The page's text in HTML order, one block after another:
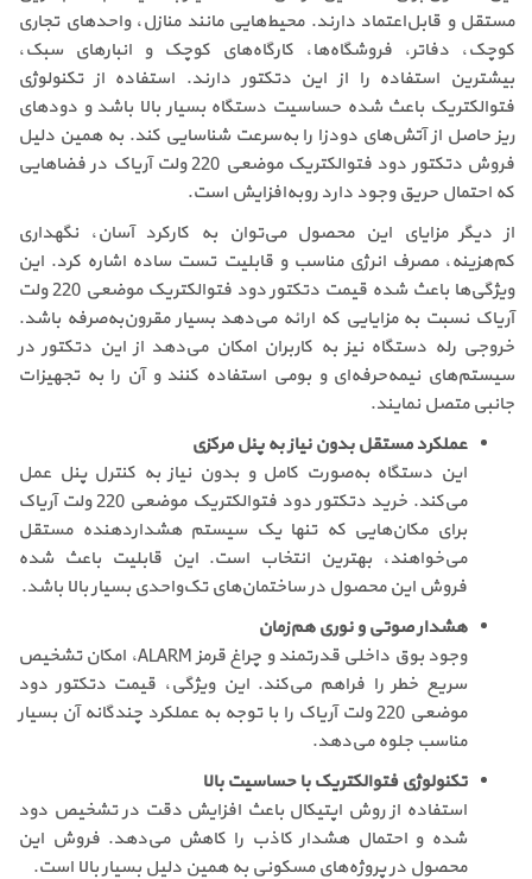
مستقل و قابل‌اعتماد دارند. محیط‌هایی مانند منازل، واحدهای تجاری
کوچک، دفاتر، فروشگاه‌ها، کارگاه‌های کوچک و انبارهای سبک،
بیشترین استفاده را از این دتکتور دارند. استفاده از تکنولوژی
فتوالکتریک باعث شده حساسیت دستگاه بسیار بالا باشد و دودهای
ریز حاصل از آتش‌های دودزا را به‌سرعت شناسایی کند. به همین دلیل
فروش دتکتور دود فتوالکتریک موضعی 220 ولت آریاک در فضاهایی
که احتمال حریق وجود دارد رو‌به‌افزایش است.
از دیگر مزایای این محصول می‌توان به کارکرد آسان، نگهداری
کم‌هزینه، مصرف انرژی مناسب و قابلیت تست ساده اشاره کرد. این
ویژگی‌ها باعث شده قیمت دتکتور دود فتوالکتریک موضعی 220 ولت
آریاک نسبت به مزایایی که ارائه می‌دهد بسیار مقرون‌به‌صرفه باشد.
خروجی رله دستگاه نیز به کاربران امکان می‌دهد از این دتکتور در
سیستم‌های نیمه‌حرفه‌ای و بومی استفاده کنند و آن را به تجهیزات
جانبی متصل نمایند.
عملکرد مستقل بدون نیاز به پنل مرکزی
این دستگاه به‌صورت کامل و بدون نیاز به کنترل پنل عمل
می‌کند. خرید دتکتور دود فتوالکتریک موضعی 220 ولت آریاک
برای مکان‌هایی که تنها یک سیستم هشداردهنده مستقل
می‌خواهند، بهترین انتخاب است. این قابلیت باعث شده
فروش این محصول در ساختمان‌های تک‌واحدی بسیار بالا باشد.
هشدار صوتی و نوری هم‌زمان
وجود بوق داخلی قدرتمند و چراغ قرمز ALARM، امکان تشخیص
سریع خطر را فراهم می‌کند. این ویژگی، قیمت دتکتور دود
موضعی 220 ولت آریاک را با توجه به عملکرد چندگانه آن بسیار
مناسب جلوه می‌دهد.
تکنولوژی فتوالکتریک با حساسیت بالا
استفاده از روش اپتیکال باعث افزایش دقت در تشخیص دود
شده و احتمال هشدار کاذب را کاهش می‌دهد. فروش این
محصول در پروژه‌های مسکونی به همین دلیل بسیار بالا است.